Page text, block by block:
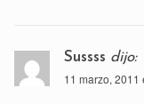
Sussss dijo:
11 marzo, 2011